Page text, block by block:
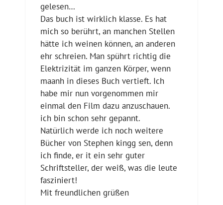
gelesen…
Das buch ist wirklich klasse. Es hat
mich so berührt, an manchen Stellen
hätte ich weinen können, an anderen
ehr schreien. Man spührt richtig die
Elektrizität im ganzen Körper, wenn
maanh in dieses Buch vertieft. Ich
habe mir nun vorgenommen mir
einmal den Film dazu anzuschauen.
ich bin schon sehr gepannt.
Natürlich werde ich noch weitere
Bücher von Stephen kingg sen, denn
ich finde, er it ein sehr guter
Schriftsteller, der weiß, was die leute
fasziniert!
Mit freundlichen grüßen